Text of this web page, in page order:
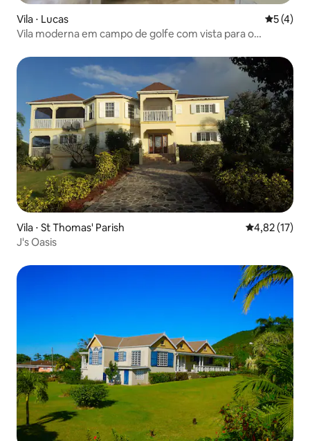
Vila ⋅ Lucas 5 de
5 (4)
Vila moderna em campo de golfe com vista para o
Vila ⋅ St Thomas' Parish 4,82 de uma
4,82 (17)
J's Oasis